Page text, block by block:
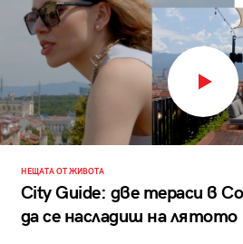
НЕЩАТА ОТ ЖИВОТА
City Guide: две тераси в
да се насладиш на лятото